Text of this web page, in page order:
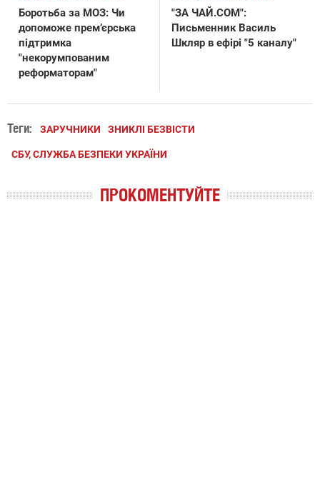
Боротьба за МОЗ: Чи
допоможе прем’єрська
підтримка
"некорумпованим
реформаторам"
"ЗА ЧАЙ.COM":
Письменник Василь
Шкляр в ефірі "5 каналу"
Теги: ЗАРУЧНИКИ ЗНИКЛІ БЕЗВІСТИ
СБУ, СЛУЖБА БЕЗПЕКИ УКРАЇНИ
ПРОКОМЕНТУЙТЕ